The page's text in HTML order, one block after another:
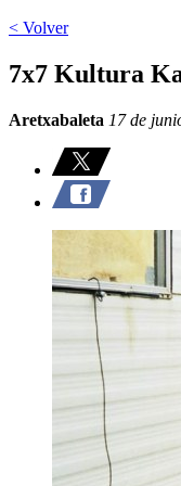
< Volver
7x7 Kultura
Aretxabaleta 17 de